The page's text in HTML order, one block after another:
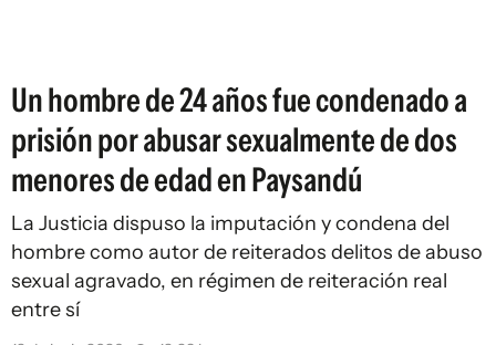
Un hombre de 24 años fue condenado a
prisión por abusar sexualmente de dos
menores de edad en Paysandú
La Justicia dispuso la imputación y condena del
hombre como autor de reiterados delitos de abuso
sexual agravado, en régimen de reiteración real
entre sí